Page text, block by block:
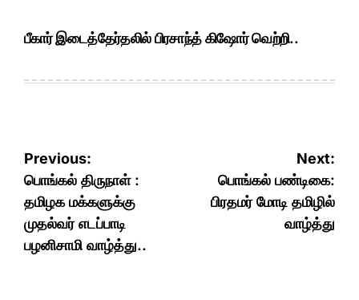
பீகார் இடைத்தேர்தலில் பிரசாந்த் கிஷோர் வெற்றி..
Post
navigation
Previous:
பொங்கல் திருநாள் :
தமிழக மக்களுக்கு
முதல்வர் எடப்பாடி
பழனிசாமி வாழ்த்து..
Next:
பொங்கல் பண்டிகை:
பிரதமர் மோடி தமிழில்
வாழ்த்து